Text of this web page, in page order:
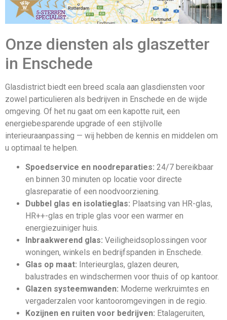
Onze diensten als glaszetter
in Enschede
Glasdistrict biedt een breed scala aan glasdiensten voor
zowel particulieren als bedrijven in Enschede en de wijde
omgeving. Of het nu gaat om een kapotte ruit, een
energiebesparende upgrade of een stijlvolle
interieuraanpassing — wij hebben de kennis en middelen om
u optimaal te helpen.
Spoedservice en noodreparaties: 24/7 bereikbaar
en binnen 30 minuten op locatie voor directe
glasreparatie of een noodvoorziening.
Dubbel glas en isolatieglas: Plaatsing van HR-glas,
HR++-glas en triple glas voor een warmer en
energiezuiniger huis.
Inbraakwerend glas: Veiligheidsoplossingen voor
woningen, winkels en bedrijfspanden in Enschede.
Glas op maat: Interieurglas, glazen deuren,
balustrades en windschermen voor thuis of op kantoor.
Glazen systeemwanden: Moderne werkruimtes en
vergaderzalen voor kantooromgevingen in de regio.
Kozijnen en ruiten voor bedrijven: Etalageruiten,